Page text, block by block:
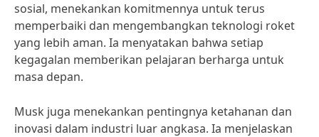
sosial, menekankan komitmennya untuk terus
memperbaiki dan mengembangkan teknologi roket
yang lebih aman. Ia menyatakan bahwa setiap
kegagalan memberikan pelajaran berharga untuk
masa depan.
Musk juga menekankan pentingnya ketahanan dan
inovasi dalam industri luar angkasa. Ia menjelaskan